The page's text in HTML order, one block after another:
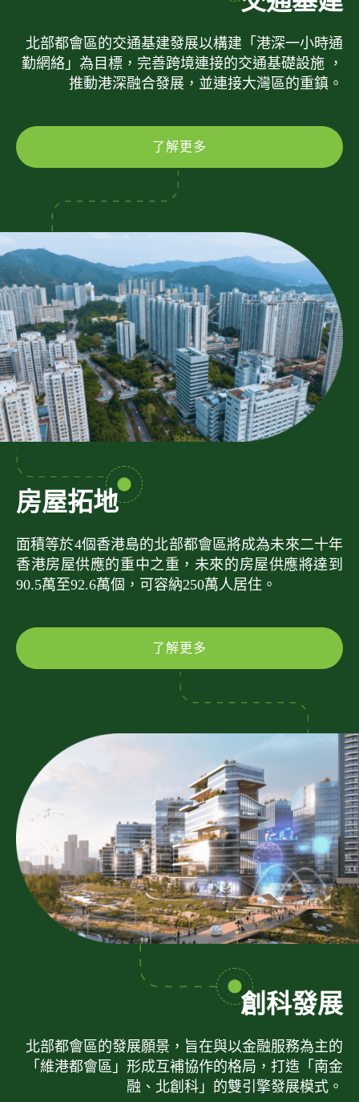
北部都會區的交通基建發展以構建「港深一小時通
勤網絡」為目標，完善跨境連接的交通基礎設施 ，
推動港深融合發展，並連接大灣區的重鎮。
了解更多
房屋拓地
面積等於4個香港島的北部都會區將成為未來二十年
香港房屋供應的重中之重，未來的房屋供應將達到
90.5萬至92.6萬個，可容納250萬人居住。
了解更多
創科發展
北部都會區的發展願景，旨在與以金融服務為主的
「維港都會區」形成互補協作的格局，打造「南金
融、北創科」的雙引擎發展模式。